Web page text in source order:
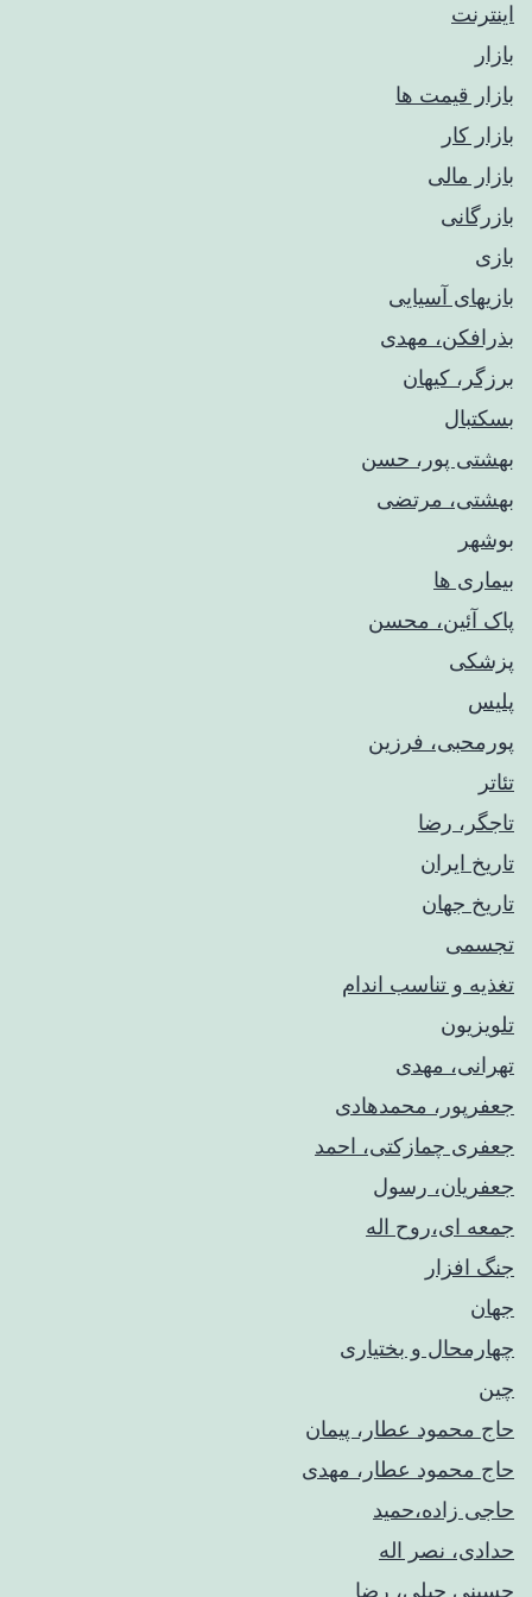
اینترنت
بازار
بازار قیمت ها
بازار کار
بازار مالی
بازرگانی
بازی
بازیهای آسیایی
بذرافکن، مهدی
برزگر، کیهان
بسکتبال
بهشتی پور، حسن
بهشتی، مرتضی
بوشهر
بیماری ها
پاک آئین، محسن
پزشکی
پلیس
پورمحبی، فرزین
تئاتر
تاجگر، رضا
تاریخ ایران
تاریخ جهان
تجسمی
تغذیه و تناسب اندام
تلویزیون
تهرانی، مهدی
جعفرپور، محمدهادی
جعفری چمازکتی، احمد
جعفریان، رسول
جمعه ای،روح اله
جنگ افزار
جهان
چهارمحال و بختیاری
چین
حاج محمود عطار، پیمان
حاج محمود عطار، مهدی
حاجی زاده،حمید
حدادی، نصر اله
حسینی جبلی، رضا